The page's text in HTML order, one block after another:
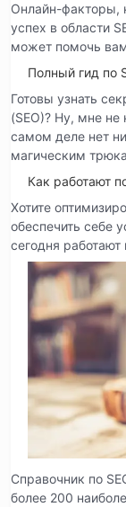
Онлайн-факторы,
успех в области
может помочь
Полный гид по
Готовы узнать
(SEO)? Ну, мне не
самом деле нет
магическим
Как работают
Хотите
обеспечить себе
сегодня
Справочник по
более 200